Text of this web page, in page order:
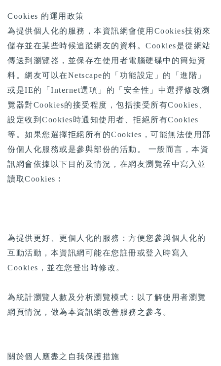
Cookies 的運用政策
為提供個人化的服務，本資訊網會使用Cookies技術來
儲存並在某些時候追蹤網友的資料。Cookies是從網站
傳送到瀏覽器，並保存在使用者電腦硬碟中的簡短資
料。網友可以在Netscape的「功能設定」的「進階」
或是IE的「Internet選項」的「安全性」中選擇修改瀏
覽器對Cookies的接受程度，包括接受所有Cookies、
設定收到Cookies時通知使用者、拒絕所有Cookies
等。如果您選擇拒絕所有的Cookies，可能無法使用部
份個人化服務或是參與部份的活動。 一般而言，本資
訊網會依據以下目的及情況，在網友瀏覽器中寫入並
讀取Cookies︰
為提供更好、更個人化的服務：方便您參與個人化的
互動活動，本資訊網可能在您註冊或登入時寫入
Cookies，並在您登出時修改。
為統計瀏覽人數及分析瀏覽模式：以了解使用者瀏覽
網頁情況，做為本資訊網改善服務之參考。
關於個人應盡之自我保護措施